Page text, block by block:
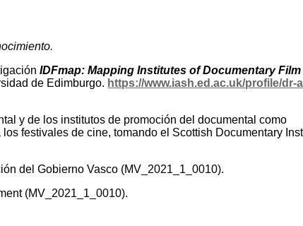
IDFmap: Mapping Institutes of Documentary Film
de Edimburgo. https://www.iash.ed.ac.uk/profile/dr-
y de los institutos de promoción del documental como
festivales de cine, tomando el Scottish Documentary
del Gobierno Vasco (MV_2021_1_0010).
(MV_2021_1_0010).